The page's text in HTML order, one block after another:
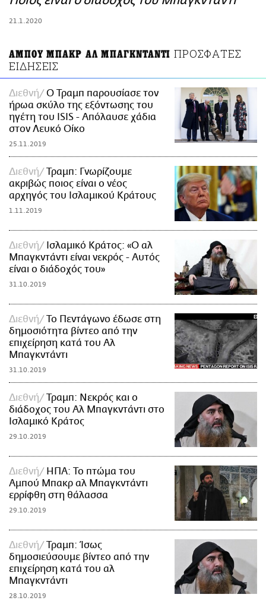
21.1.2020
ΑΜΠΟΥ ΜΠΑΚΡ ΑΛ ΜΠΑΓΚΝΤΑΝΤΙ ΠΡΟΣΦΑΤΕΣ
ΕΙΔΗΣΕΙΣ
Διεθνή
Ο Τραμπ παρουσίασε τον
ήρωα σκύλο της εξόντωσης του
ηγέτη του ISIS - Απόλαυσε χάδια
στον Λευκό Οίκο
25.11.2019
Διεθνή
Τραμπ: Γνωρίζουμε
ακριβώς ποιος είναι ο νέος
αρχηγός του Ισλαμικού Κράτους
1.11.2019
Διεθνή
Ισλαμικό Κράτος: «Ο αλ
Μπαγκντάντι είναι νεκρός - Αυτός
είναι ο διάδοχός του»
31.10.2019
Διεθνή
Το Πεντάγωνο έδωσε στη
δημοσιότητα βίντεο από την
επιχείρηση κατά του Αλ
Μπαγκντάντι
31.10.2019
Διεθνή
Τραμπ: Νεκρός και ο
διάδοχος του Αλ Μπαγκντάντι στο
Ισλαμικό Κράτος
29.10.2019
Διεθνή
ΗΠΑ: Το πτώμα του
Αμπού Μπακρ αλ Μπαγκντάντι
ερρίφθη στη θάλασσα
29.10.2019
Διεθνή
Τραμπ: Ίσως
δημοσιεύσουμε βίντεο από την
επιχείρηση κατά του αλ
Μπαγκντάντι
28.10.2019